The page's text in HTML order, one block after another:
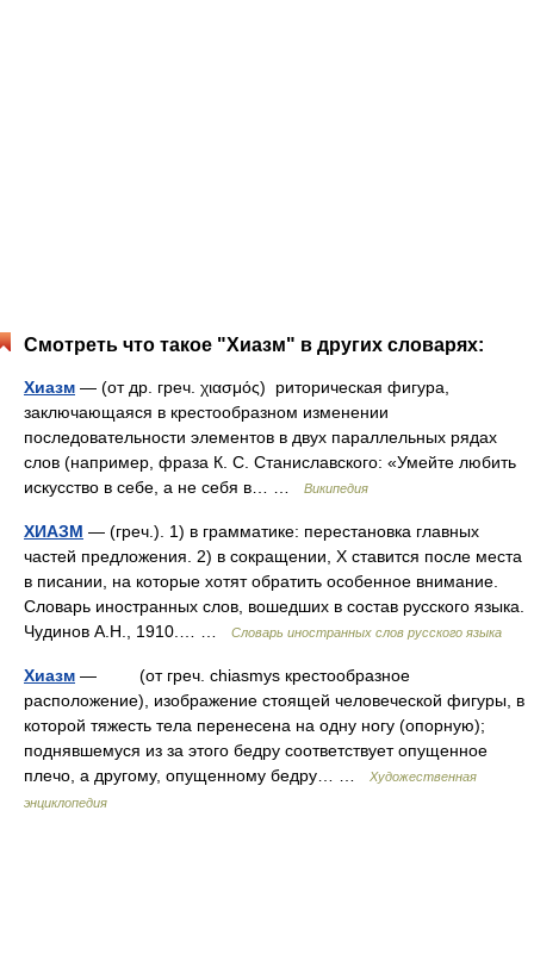
Смотреть что такое "Хиазм" в других словарях:
Хиазм — (от др. греч. χιασμός) риторическая фигура,
заключающаяся в крестообразном изменении
последовательности элементов в двух параллельных рядах
слов (например, фраза К. С. Станиславского: «Умейте любить
искусство в себе, а не себя в… …
Википедия
ХИАЗМ — (греч.). 1) в грамматике: перестановка главных
частей предложения. 2) в сокращении, Х ставится после места
в писании, на которые хотят обратить особенное внимание.
Словарь иностранных слов, вошедших в состав русского языка.
Чудинов А.Н., 1910.… …
Словарь иностранных слов русского языка
Хиазм — (от греч. chiasmуs крестообразное
расположение), изображение стоящей человеческой фигуры, в
которой тяжесть тела перенесена на одну ногу (опорную);
поднявшемуся из за этого бедру соответствует опущенное
плечо, а другому, опущенному бедру… …
Художественная
энциклопедия